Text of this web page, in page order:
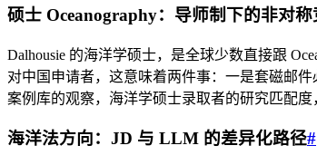
硕士 Oceanography：导师制下的非对称
Dalhousie 的海洋学硕士，是全球少数直接跟
对中国申请者，这意味着两件事：一是套磁邮
案例库的观察，海洋学硕士录取者的研究匹配
海洋法方向：JD 与 LLM 的差异化路径#